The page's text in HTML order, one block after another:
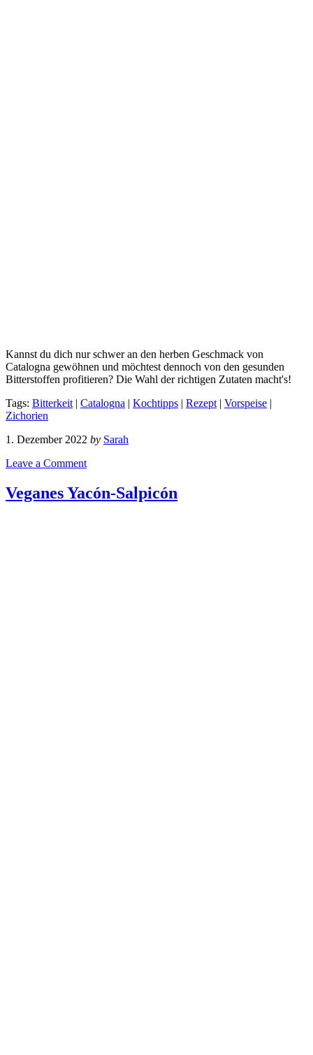
Kannst du dich nur schwer an den herben Geschmack von
Catalogna gewöhnen und möchtest dennoch von den gesunden
Bitterstoffen profitieren? Die Wahl der richtigen Zutaten macht's!
Tags: Bitterkeit | Catalogna | Kochtipps | Rezept | Vorspeise |
Zichorien
1. Dezember 2022 by Sarah
Leave a Comment
Veganes Yacón-Salpicón